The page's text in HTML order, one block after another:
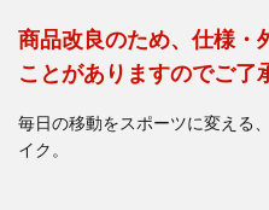
商品改良のため、仕様・
ことがありますのでご了
毎日の移動をスポーツに変える
イク。